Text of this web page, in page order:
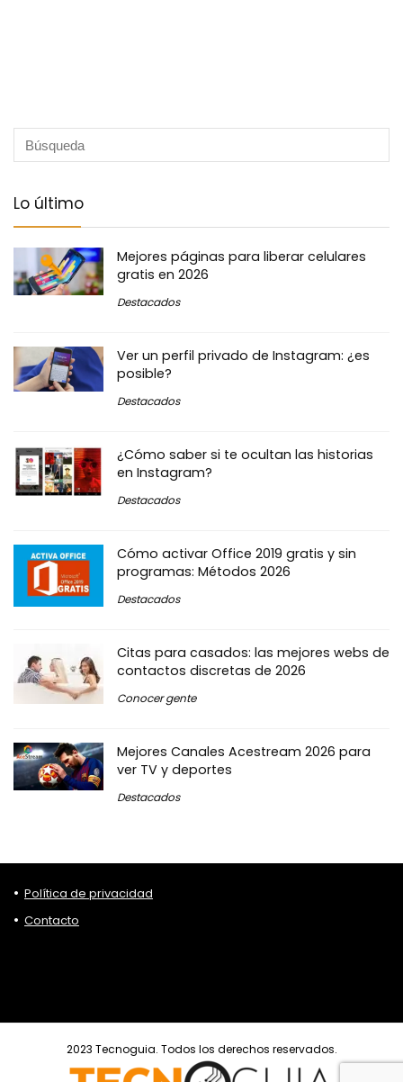
Lo último
Mejores páginas para liberar celulares
gratis en 2026
Destacados
Ver un perfil privado de Instagram: ¿es
posible?
Destacados
¿Cómo saber si te ocultan las historias
en Instagram?
Destacados
Cómo activar Office 2019 gratis y sin
programas: Métodos 2026
Destacados
Citas para casados: las mejores webs de
contactos discretas de 2026
Conocer gente
Mejores Canales Acestream 2026 para
ver TV y deportes
Destacados
Política de privacidad
Contacto
2023 Tecnoguia. Todos los derechos reservados.